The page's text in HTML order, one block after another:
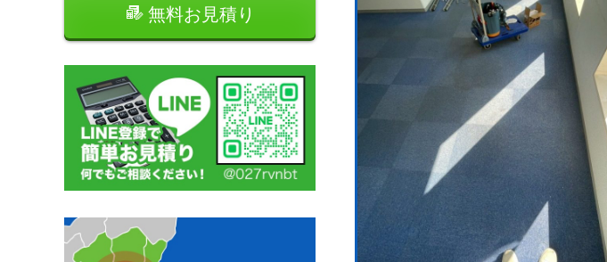
無料お見積り